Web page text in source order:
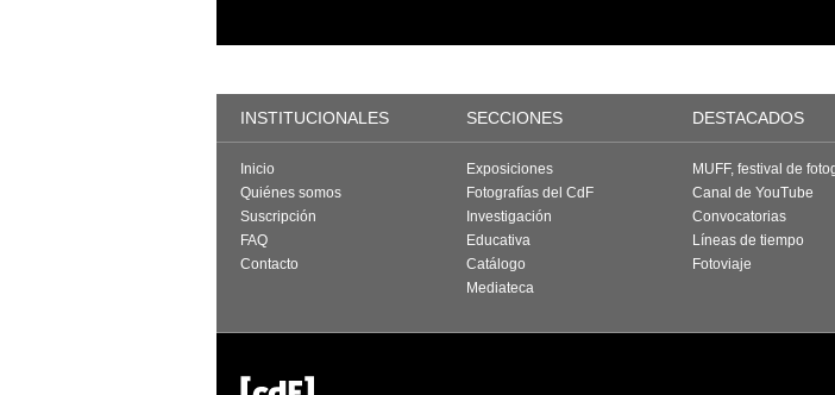
INSTITUCIONALES SECCIONES DESTACADOS
Inicio
Quiénes somos
Suscripción
FAQ
Contacto
Exposiciones
Fotografías del CdF
Investigación
Educativa
Catálogo
Mediateca
MUFF, festival de
Canal de YouTube
Convocatorias
Líneas de tiempo
Fotoviaje